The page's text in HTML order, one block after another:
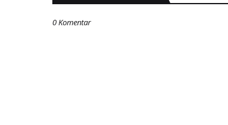
0 Komentar